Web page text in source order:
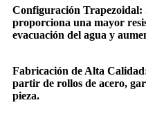
Configuración Trapezoidal:
proporciona una mayor
evacuación del agua y
Fabricación de Alta
partir de rollos de acero,
pieza.